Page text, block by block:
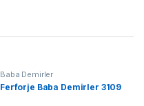
Baba Demirler
Ferforje Baba Demirler 3109